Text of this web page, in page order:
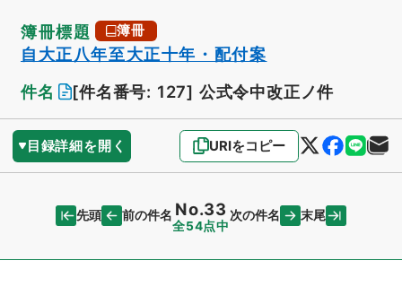
簿冊標題 簿冊
自大正八年至大正十年・配付案
件名
[件名番号: 127] 公式令中改正ノ件
目録詳細を開く URIをコピー
先頭 前の件名 No.33
全54点中
次の件名 末尾